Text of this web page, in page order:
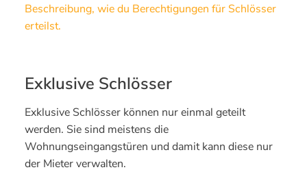
Beschreibung, wie du Berechtigungen für Schlösser
erteilst.
Exklusive Schlösser
Exklusive Schlösser können nur einmal geteilt
werden. Sie sind meistens die
Wohnungseingangstüren und damit kann diese nur
der Mieter verwalten.